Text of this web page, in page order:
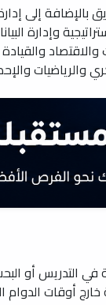
إلى
وإدارة
والرياضيات
التدريس أو
أوقات الدوام